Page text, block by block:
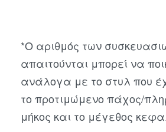
*Ο αριθμός των
απαιτούνται μπορεί να
ανάλογα με το στυλ που
το προτιμώμενο πάχος/
μήκος και το μέγεθος